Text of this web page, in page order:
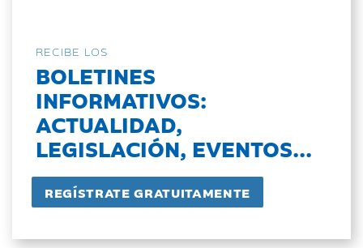
RECIBE LOS
BOLETINES
INFORMATIVOS:
ACTUALIDAD,
LEGISLACIÓN, EVENTOS...